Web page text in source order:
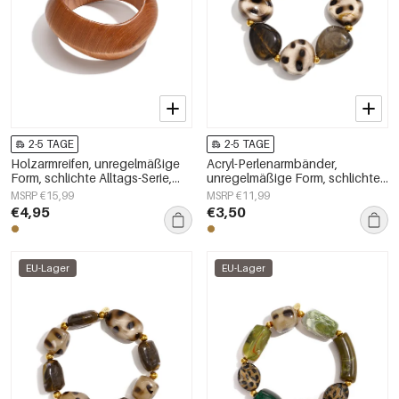
2-5 TAGE
Holzarmreifen, unregelmäßige
Form, schlichte Alltags-Serie,
Damenschmuck
MSRP €15,99
€4,95
2-5 TAGE
Acryl-Perlenarmbänder,
unregelmäßige Form, schlichte
Alltagsserie, Damenschmuck
MSRP €11,99
€3,50
EU-Lager EU-Lager